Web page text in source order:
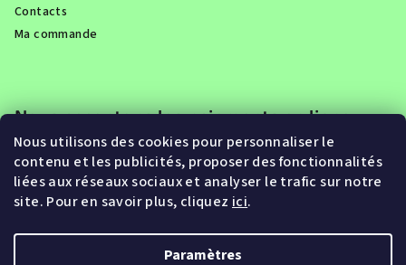
Nous utilisons des cookies pour personnaliser le
contenu et les publicités, proposer des fonctionnalités
liées aux réseaux sociaux et analyser le trafic sur notre
site. Pour en savoir plus, cliquez ici.
Paramètres
Contacts
Ma commande
Nous acceptons les paiements en ligne